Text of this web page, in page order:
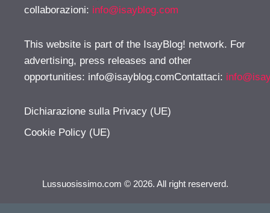
collaborazioni: info@isayblog.com
This website is part of the IsayBlog! network. For
advertising, press releases and other
opportunities: info@isayblog.comContattaci:
Dichiarazione sulla Privacy (UE)
Cookie Policy (UE)
Lussuosissimo.com © 2026. All right reserverd.